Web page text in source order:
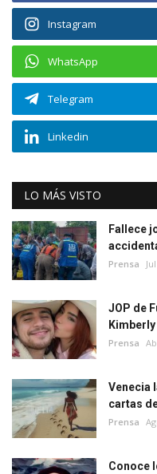
Podcast y Audios
Instagram
WhatsApp
Telegram
Linkedin
LO MÁS VISTO
Fallece
Prensa
JOP de
Prensa
Venecia
cartas
Prensa
Conoce